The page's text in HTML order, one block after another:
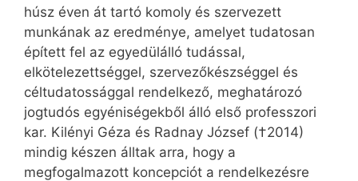
húsz éven át tartó komoly és szervezett
munkának az eredménye, amelyet tudatosan
épített fel az egyedülálló tudással,
elkötelezettséggel, szervezőkész­séggel és
céltudatossággal rendelkező, meghatározó
jogtudós egyéniségekből álló első professzori
kar. Kilényi Géza és Radnay József (†2014)
mindig készen álltak arra, hogy a
megfogalmazott koncepciót a rendelkezésre